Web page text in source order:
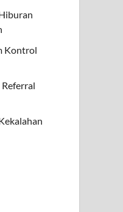
Kontrol